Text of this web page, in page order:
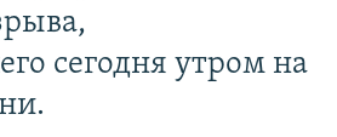
сегодня утром на